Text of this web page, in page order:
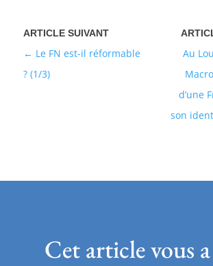
Au
d’une
son
Le FN est-il réformable
? (1/3)
Cet article vous